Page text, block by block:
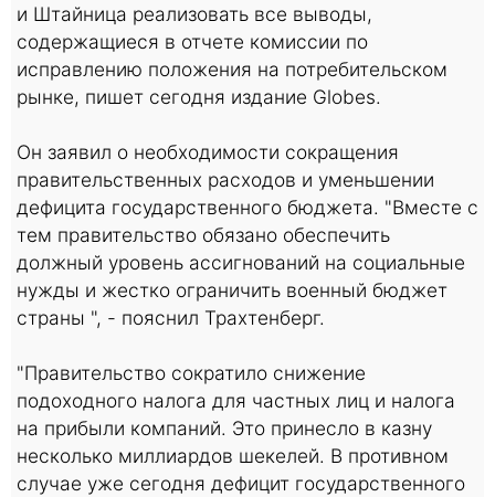
и Штайница реализовать все выводы,
содержащиеся в отчете комиссии по
исправлению положения на потребительском
рынке, пишет сегодня издание Globes.
Он заявил о необходимости сокращения
правительственных расходов и уменьшении
дефицита государственного бюджета. "Вместе с
тем правительство обязано обеспечить
должный уровень ассигнований на социальные
нужды и жестко ограничить военный бюджет
страны ", - пояснил Трахтенберг.
"Правительство сократило снижение
подоходного налога для частных лиц и налога
на прибыли компаний. Это принесло в казну
несколько миллиардов шекелей. В противном
случае уже сегодня дефицит государственного